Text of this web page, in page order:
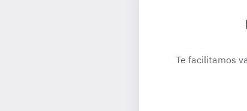
Te facilitamos